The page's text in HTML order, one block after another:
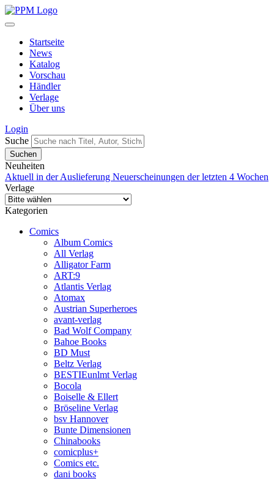
Startseite
News
Katalog
Vorschau
Händler
Verlage
Über uns
Login
Suche
Neuheiten
Aktuell in der Auslieferung Neuerscheinungen der letzten 4 Wochen
Verlage
Kategorien
Comics
Album Comics
All Verlag
Alligator Farm
ART:9
Atlantis Verlag
Atomax
Austrian Superheroes
avant-verlag
Bad Wolf Company
Bahoe Books
BD Must
Beltz Verlag
BESTIEunlmt Verlag
Bocola
Boiselle & Ellert
Bröseline Verlag
bsv Hannover
Bunte Dimensionen
Chinabooks
comicplus+
Comics etc.
dani books